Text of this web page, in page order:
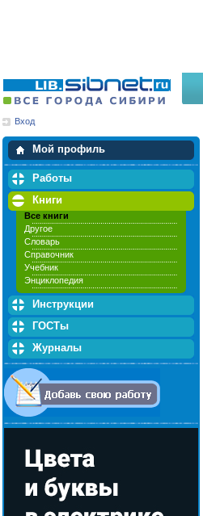
Вход
Мой профиль
Мои закладки
Работы
Книги
Все книги
Другое
Словарь
Справочник
Учебник
Энциклопедия
Инструкции
ГОСТы
Журналы